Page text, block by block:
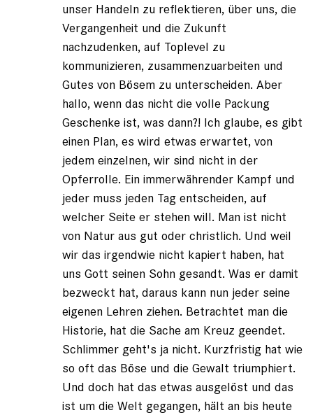
unser Handeln zu reflektieren, über uns, die
Vergangenheit und die Zukunft
nachzudenken, auf Toplevel zu
kommunizieren, zusammenzuarbeiten und
Gutes von Bösem zu unterscheiden. Aber
hallo, wenn das nicht die volle Packung
Geschenke ist, was dann?! Ich glaube, es gibt
einen Plan, es wird etwas erwartet, von
jedem einzelnen, wir sind nicht in der
Opferrolle. Ein immerwährender Kampf und
jeder muss jeden Tag entscheiden, auf
welcher Seite er stehen will. Man ist nicht
von Natur aus gut oder christlich. Und weil
wir das irgendwie nicht kapiert haben, hat
uns Gott seinen Sohn gesandt. Was er damit
bezweckt hat, daraus kann nun jeder seine
eigenen Lehren ziehen. Betrachtet man die
Historie, hat die Sache am Kreuz geendet.
Schlimmer geht's ja nicht. Kurzfristig hat wie
so oft das Böse und die Gewalt triumphiert.
Und doch hat das etwas ausgelöst und das
ist um die Welt gegangen, hält an bis heute